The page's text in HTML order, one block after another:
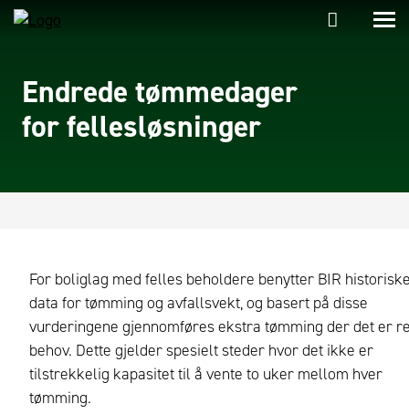
Endrede tømmedager
for fellesløsninger
For boliglag med felles beholdere benytter BIR
data for tømming og avfallsvekt, og basert på disse
vurderingene gjennomføres ekstra tømming der det er
behov. Dette gjelder spesielt steder hvor det ikke er
tilstrekkelig kapasitet til å vente to uker mellom hver
tømming.